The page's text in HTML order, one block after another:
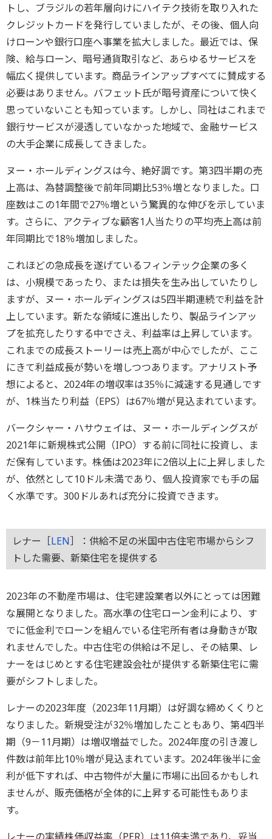
トし、ブラジルの若年層向けにハイテク技術を取り入れた
クレジットカードを発行していましたが、その後、個人向
けローンや銀行口座へ事業を拡大しました。最近では、保
険、給与ローン、暗号通貨取引など、あらゆるサービスを
幅広く提供しています。商品ラインアップすべてに賛成する
必要はありません。バフェット氏が暗号資産について快く
思っていないことも知っています。しかし、同社はこれまで
銀行サービスが浸透していなかった地域で、金融サービス
の大手企業に成長してきました。
ヌー・ホールディングスは今、絶好調です。第3四半期の売
上高は、為替調整後で前年同期比53％増となりました。口
座数はこの1年間で27％増という驚異的な伸びを示していま
す。さらに、アクティブな顧客1人当たりの平均売上高は前
年同期比で18％増加しました。
これほどの急成長を遂げているフィンテック企業の多く
は、小規模であったり、または損失を生み出していたりし
ますが、ヌー・ホールディングスは5四半期連続で利益を計
上しています。新たな領域に進出したり、製品ラインアッ
プを拡充したりする中でさえ、利益率は上昇しています。
これまでの成長ストーリーは売上高が中心でしたが、ここ
にきて利益成長が勢いを増しつつあります。アナリスト予
想によると、2024年の増収率は35％に減速する見通しです
が、1株当たり利益（EPS）は67％増が見込まれています。
バークシャー・ハサウェイは、ヌー・ホールディングスが
2021年に新規株式公開（IPO）する前に同社に投資し、ま
だ保有しています。株価は2023年に2倍以上に上昇しました
が、依然として10ドル未満であり、個人投資家でも手の届
く水準です。300ドルあれば充分に投資できます。
レナー［LEN］：供給不足の米国中古住宅市場からシフ
トした需要、新築住宅を提供する
2023年の不動産市場は、住宅建設業者以外にとっては困難
な展開となりました。高水準の住宅ローン金利により、す
でに低金利でローンを組んでいる住宅所有者は身動きが取
れませんでした。中古住宅の供給は不足し、その結果、レ
ナーをはじめとする住宅建設会社が提供する新築住宅に需
要がシフトしました。
レナーの2023年度（2023年11月期）は好調な締めくくりと
なりました。新規受注が32％増加したこともあり、第4四半
期（9－11月期）は増収増益でした。2024年度の引き渡し
件数は前年比10％増が見込まれています。2024年後半に金
利が低下すれば、中古物件が大量に市場に出回るかもしれ
ませんが、販売価格が全体的に上昇する可能性もありま
す。